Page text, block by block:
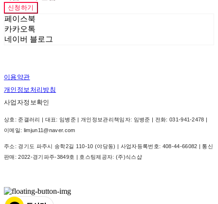
신청하기
페이스북
카카오톡
네이버 블로그
이용약관
개인정보처리방침
사업자정보확인
상호: 준갤러리 | 대표: 임병준 | 개인정보관리책임자: 임병준 | 전화: 031-941-2478 |
이메일: limjun11@naver.com
주소: 경기도 파주시 송학2길 110-10 (야당동) | 사업자등록번호: 408-44-66082 | 통신
판매:2022-경기파주-3849호 | 호스팅제공자: (주)식스샵